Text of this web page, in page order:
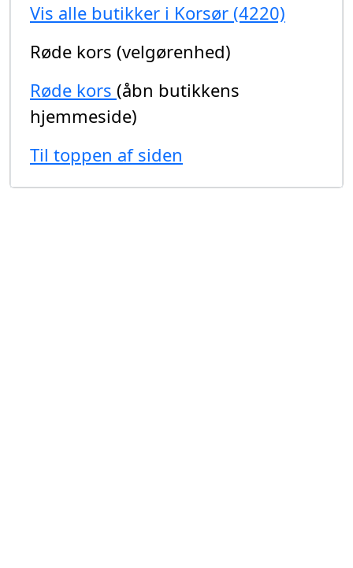
Vis alle butikker i Korsør (4220)
Røde kors (velgørenhed)
Røde kors (åbn butikkens
hjemmeside)
Til toppen af siden